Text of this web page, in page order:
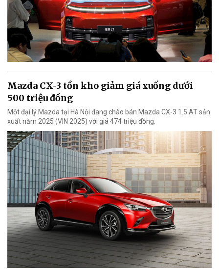
Mazda CX-3 tồn kho giảm giá xuống dưới
500 triệu đồng
Một đại lý Mazda tại Hà Nội đang chào bán Mazda CX-3 1.5 AT sản
xuất năm 2025 (VIN 2025) với giá 474 triệu đồng.